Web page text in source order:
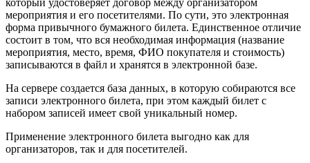
мероприятия и его посетителями. По сути, это электронная
форма привычного бумажного билета. Единственное отличие
состоит в том, что вся необходимая информация (название
мероприятия, место, время, ФИО покупателя и стоимость)
записываются в файл и хранятся в электронной базе.
На сервере создается база данных, в которую собираются все
записи электронного билета, при этом каждый билет с
набором записей имеет свой уникальный номер.
Применение электронного билета выгодно как для
организаторов, так и для посетителей.